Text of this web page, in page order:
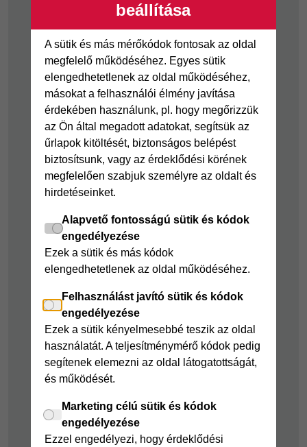
beállítása
A sütik és más mérőkódok fontosak az oldal
megfelelő működéséhez. Egyes sütik
elengedhetetlenek az oldal működéséhez,
másokat a felhasználói élmény javítása
érdekében használunk, pl. hogy megőrizzük
az Ön által megadott adatokat, segítsük az
űrlapok kitöltését, biztonságos belépést
biztosítsunk, vagy az érdeklődési körének
megfelelően szabjuk személyre az oldalt és
hirdetéseinket.
Alapvető fontosságú sütik és kódok
engedélyezése
Ezek a sütik és más kódok
elengedhetetlenek az oldal működéséhez.
Felhasználást javító sütik és kódok
engedélyezése
Ezek a sütik kényelmesebbé teszik az oldal
használatát. A teljesítménymérő kódok pedig
segítenek elemezni az oldal látogatottságát,
és működését.
Marketing célú sütik és kódok
engedélyezése
Ezzel engedélyezi, hogy érdeklődési
Visszaélés-bejelentés
Tájékoztató
fogyatékkal élő
ügyfelek részére
Hitelkártya
Cofidis Hitelkártya
Joker részletfizetés
Áruhitel Expressz
Mindig Kéznél
kölcsön
Személyikölcsön
Cofidis személyi
kölcsön
Cofidis Bank
Mindig Kéznél
kölcsön
Takarékszámla
Pénzügyi Navigátor
Cofidis Bank a
Zöldebb Környezetért
Cofidis Bank a
Zöldebb Jövőért
Biztonságos
pénzügyek